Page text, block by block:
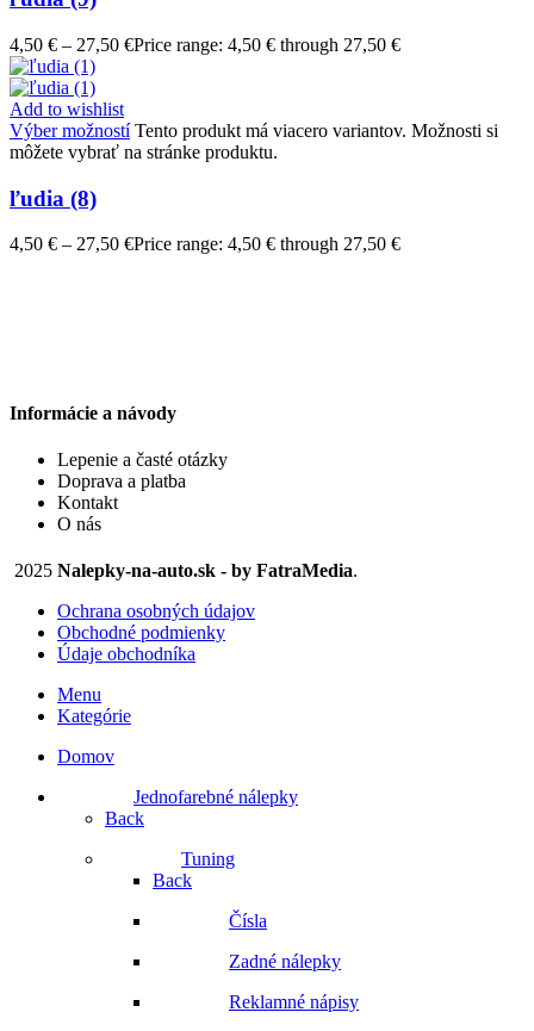
4,50 € – 27,50 €Price range: 4,50 € through 27,50 €
Add to wishlist
Výber možností Tento produkt má viacero variantov. Možnosti si
môžete vybrať na stránke produktu.
ľudia (8)
4,50 € – 27,50 €Price range: 4,50 € through 27,50 €
Informácie a návody
Lepenie a časté otázky
Doprava a platba
Kontakt
O nás
2025 Nalepky-na-auto.sk - by FatraMedia.
Ochrana osobných údajov
Obchodné podmienky
Údaje obchodníka
Menu
Kategórie
Domov
Jednofarebné nálepky
Back
Tuning
Back
Čísla
Zadné nálepky
Reklamné nápisy